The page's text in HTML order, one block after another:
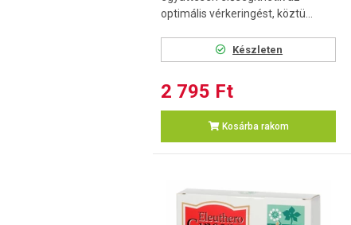
optimális vérkeringést, köztü...
Készleten
2 795 Ft
Kosárba rakom